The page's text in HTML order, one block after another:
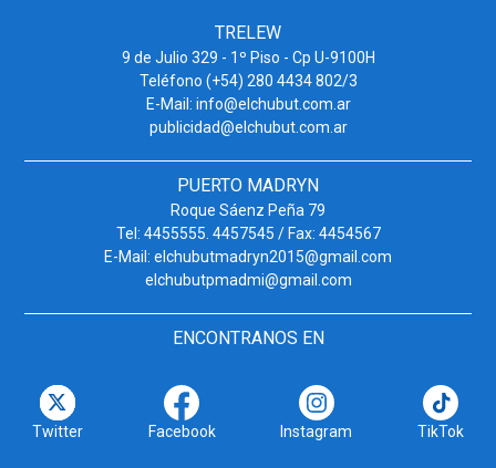
TRELEW
9 de Julio 329 - 1º Piso - Cp U-9100H
Teléfono (+54) 280 4434 802/3
E-Mail: info@elchubut.com.ar
publicidad@elchubut.com.ar
PUERTO MADRYN
Roque Sáenz Peña 79
Tel: 4455555. 4457545 / Fax: 4454567
E-Mail: elchubutmadryn2015@gmail.com
elchubutpmadmi@gmail.com
ENCONTRANOS EN
Twitter Facebook Instagram TikTok